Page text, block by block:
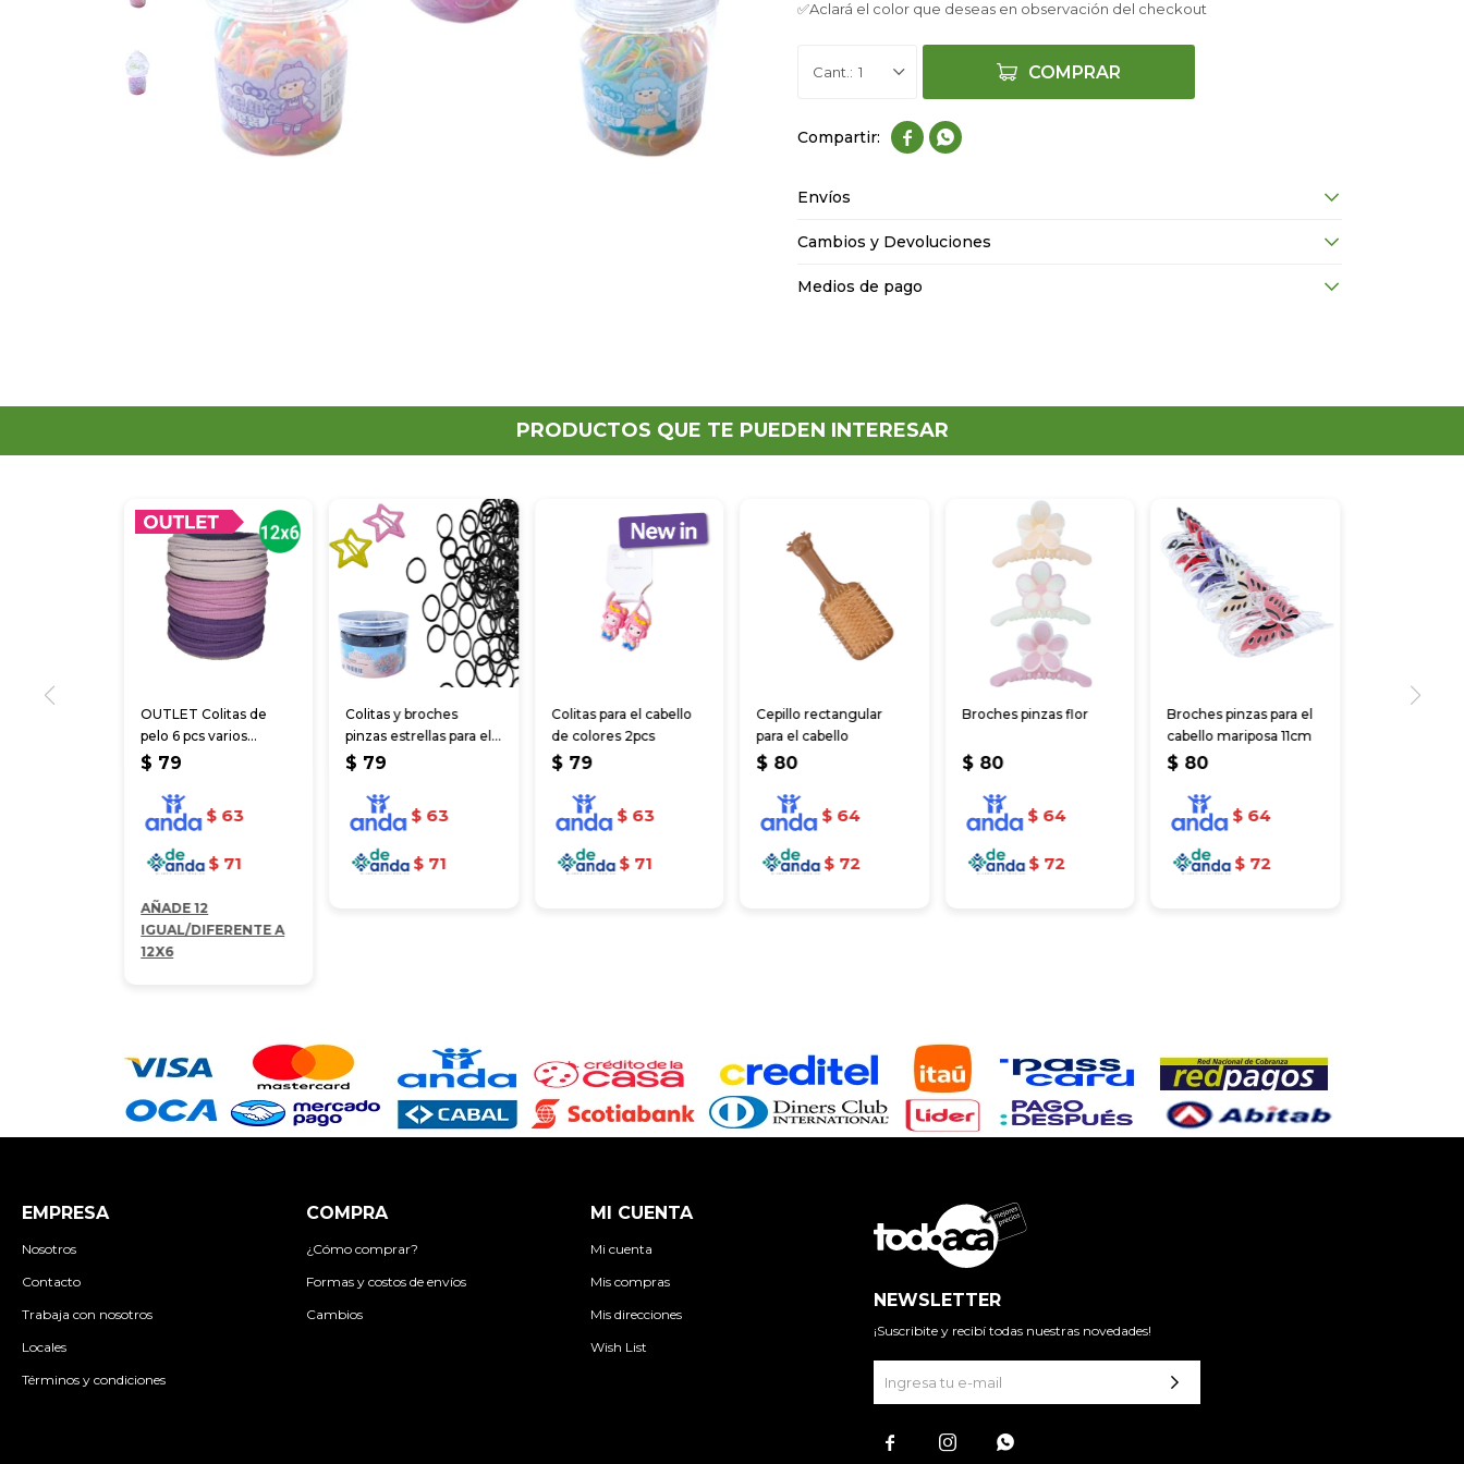
✅Aclará el color que deseas en observación del checkout
1 COMPRAR
 
Envíos
Cambios y Devoluciones
Medios de pago
PRODUCTOS QUE TE PUEDEN INTERESAR
OUTLET Colitas de
pelo 6 pcs varios
colores
$ 79
$ 63
$ 71
AÑADE 12
IGUAL/DIFERENTE A
12X6
Colitas y broches
pinzas estrellas para el
cabello
$ 79
$ 63
$ 71
Colitas para el cabello
de colores 2pcs
$ 79
$ 63
$ 71
Cepillo rectangular
para el cabello
$ 80
$ 64
$ 72
Broches pinzas flor
$ 80
$ 64
$ 72
Broches pinzas para el
cabello mariposa 11cm
$ 80
$ 64
$ 72
EMPRESA
Nosotros
Contacto
Trabaja con nosotros
Locales
Términos y condiciones
COMPRA
¿Cómo comprar?
Formas y costos de envíos
Cambios
MI CUENTA
Mi cuenta
Mis compras
Mis direcciones
Wish List
NEWSLETTER
¡Suscribite y recibí todas nuestras novedades!
  